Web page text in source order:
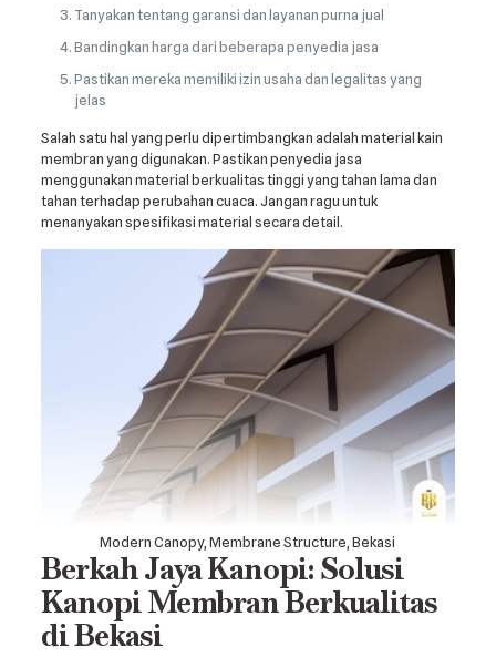
Tanyakan tentang garansi dan layanan purna jual
Bandingkan harga dari beberapa penyedia jasa
Pastikan mereka memiliki izin usaha dan legalitas yang
jelas
Salah satu hal yang perlu dipertimbangkan adalah material kain
membran yang digunakan. Pastikan penyedia jasa
menggunakan material berkualitas tinggi yang tahan lama dan
tahan terhadap perubahan cuaca. Jangan ragu untuk
menanyakan spesifikasi material secara detail.
Modern Canopy, Membrane Structure, Bekasi
Berkah Jaya Kanopi: Solusi
Kanopi Membran Berkualitas
di Bekasi